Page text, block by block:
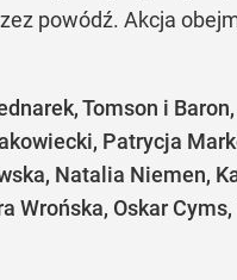
powódź. Akcja
Tomson i
Patrycja
Natalia Niemen,
Wrońska, Oskar